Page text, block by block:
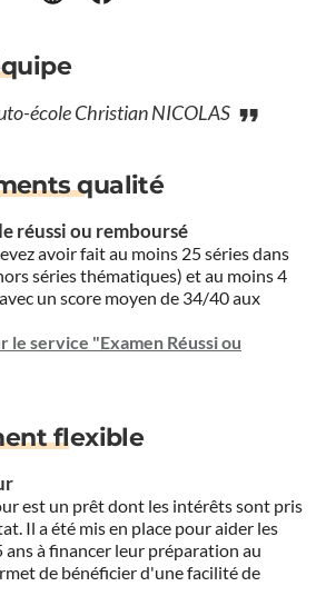
école Christian NICOLAS
qualité
réussi ou remboursé
avoir fait au moins 25 séries dans
séries thématiques) et au moins 4
un score moyen de 34/40 aux
le service "Examen Réussi ou
flexible
est un prêt dont les intérêts sont pris
Il a été mis en place pour aider les
ans à financer leur préparation au
de bénéficier d'une facilité de